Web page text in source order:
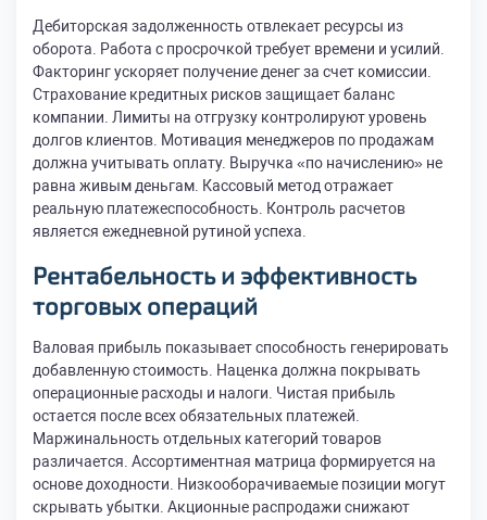
Дебиторская задолженность отвлекает ресурсы из
оборота. Работа с просрочкой требует времени и усилий.
Факторинг ускоряет получение денег за счет комиссии.
Страхование кредитных рисков защищает баланс
компании. Лимиты на отгрузку контролируют уровень
долгов клиентов. Мотивация менеджеров по продажам
должна учитывать оплату. Выручка «по начислению» не
равна живым деньгам. Кассовый метод отражает
реальную платежеспособность. Контроль расчетов
является ежедневной рутиной успеха.
Рентабельность и эффективность
торговых операций
Валовая прибыль показывает способность генерировать
добавленную стоимость. Наценка должна покрывать
операционные расходы и налоги. Чистая прибыль
остается после всех обязательных платежей.
Маржинальность отдельных категорий товаров
различается. Ассортиментная матрица формируется на
основе доходности. Низкооборачиваемые позиции могут
скрывать убытки. Акционные распродажи снижают